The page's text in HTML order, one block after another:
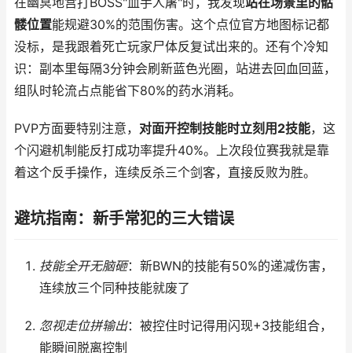
髅位置能规避30%的范围伤害。这个点位官方地图标记都
没标，是我跟着死亡玩家尸体反复试出来的。还有个冷知
识：副本里每隔3分钟会刷新蓝色光圈，站进去回血回蓝，
组队时轮流占点能省下80%的药水消耗。
PVP方面要特别注意， 对面开控制技能时立刻用2技能，这
个闪避机制能反打成功率提升40%。上次段位赛我就是靠
着这个反手操作，连续反杀三个剑客，直接反败为胜。
避坑指南：新手常犯的三大错误
技能全开无脑砸：新BWN的技能有50%的递减伤害，
连续放三个同种技能就废了
忽视走位拼输出：被控住时记得用闪现+3技能组合，
能瞬间脱离控制